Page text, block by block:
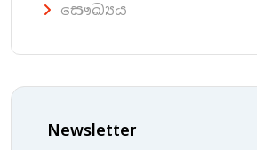
සෞඛ්‍යය
Newsletter